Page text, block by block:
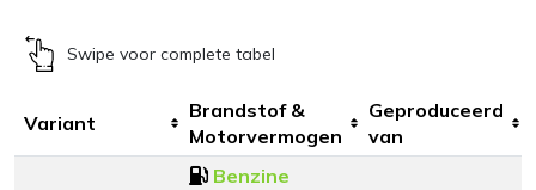
Swipe voor complete tabel
Variant
Brandstof &
Motorvermogen
Geproduceerd
van
Benzine